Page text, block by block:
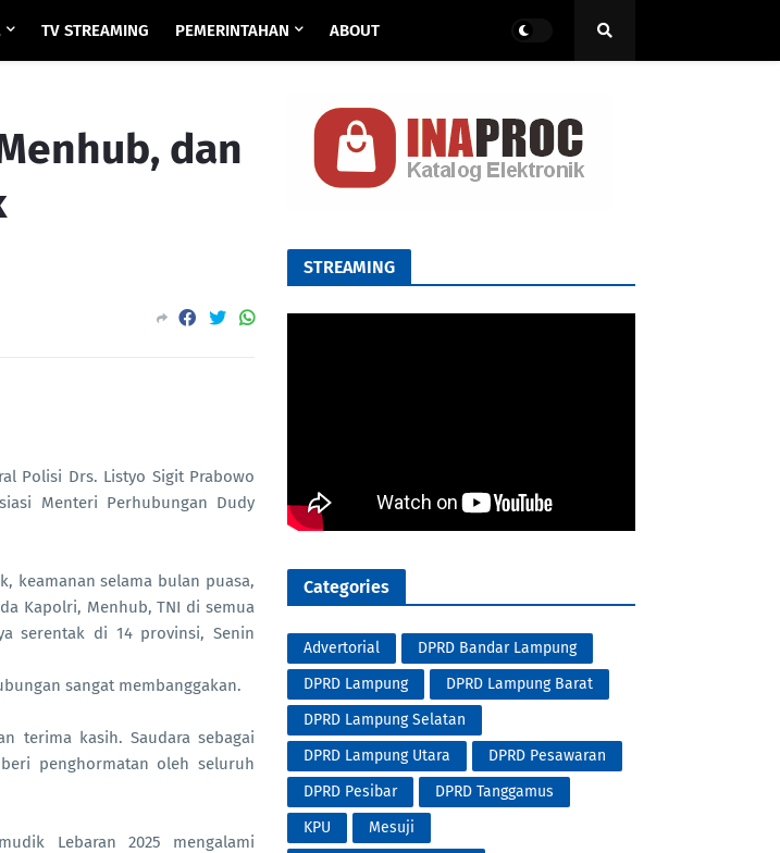
TV STREAMING PEMERINTAHAN ABOUT
dan
Polisi Drs. Listyo Sigit Prabowo
Menteri Perhubungan Dudy
keamanan selama bulan puasa,
Kapolri, Menhub, TNI di semua
serentak di 14 provinsi, Senin
sangat membanggakan.
terima kasih. Saudara sebagai
penghormatan oleh seluruh
Lebaran 2025 mengalami
STREAMING
Categories
Advertorial
DPRD Bandar Lampung
DPRD Lampung
DPRD Lampung Barat
DPRD Lampung Selatan
DPRD Lampung Utara
DPRD Pesawaran
DPRD Pesibar
DPRD Tanggamus
KPU
Mesuji